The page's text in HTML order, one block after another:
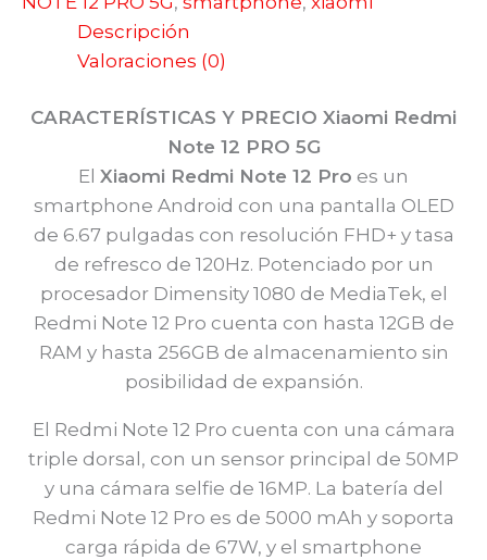
Descripción
Valoraciones (0)
CARACTERÍSTICAS Y PRECIO Xiaomi Redmi
Note 12 PRO 5G
El Xiaomi Redmi Note 12 Pro es un
smartphone Android con una pantalla OLED
de 6.67 pulgadas con resolución FHD+ y tasa
de refresco de 120Hz. Potenciado por un
procesador Dimensity 1080 de MediaTek, el
Redmi Note 12 Pro cuenta con hasta 12GB de
RAM y hasta 256GB de almacenamiento sin
posibilidad de expansión.
El Redmi Note 12 Pro cuenta con una cámara
triple dorsal, con un sensor principal de 50MP
y una cámara selfie de 16MP. La batería del
Redmi Note 12 Pro es de 5000 mAh y soporta
carga rápida de 67W, y el smartphone